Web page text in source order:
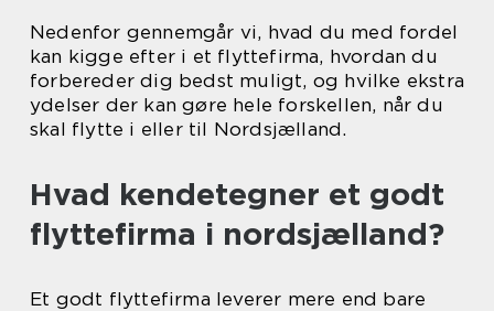
Nedenfor gennemgår vi, hvad du med fordel
kan kigge efter i et flyttefirma, hvordan du
forbereder dig bedst muligt, og hvilke ekstra
ydelser der kan gøre hele forskellen, når du
skal flytte i eller til Nordsjælland.
Hvad kendetegner et godt
flyttefirma i nordsjælland?
Et godt flyttefirma leverer mere end bare